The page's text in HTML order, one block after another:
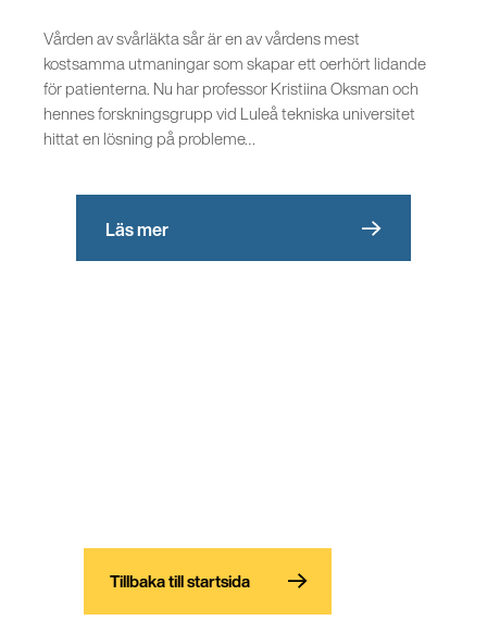
Vården av svårläkta sår är en av vårdens mest
kostsamma utmaningar som skapar ett oerhört lidande
för patienterna. Nu har professor Kristiina Oksman och
hennes forskningsgrupp vid Luleå tekniska universitet
hittat en lösning på probleme…
Läs mer
Tillbaka till startsida